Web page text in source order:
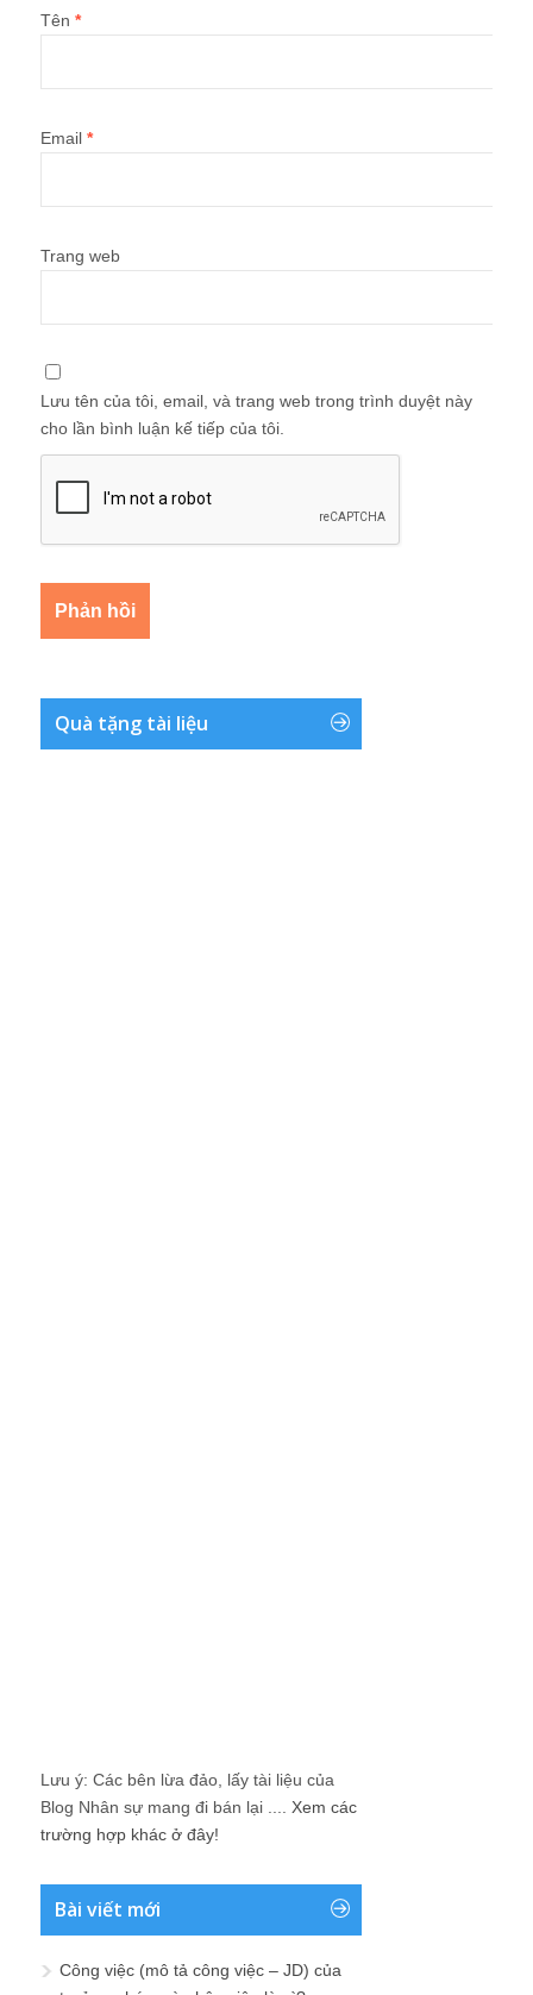
Tên *
Email *
Trang web
Lưu tên của tôi, email, và trang web trong trình duyệt này
cho lần bình luận kế tiếp của tôi.
Quà tặng tài liệu
Lưu ý: Các bên lừa đảo, lấy tài liệu của
Blog Nhân sự mang đi bán lại .... Xem các
trường hợp khác ở đây!
Bài viết mới
Công việc (mô tả công việc – JD) của